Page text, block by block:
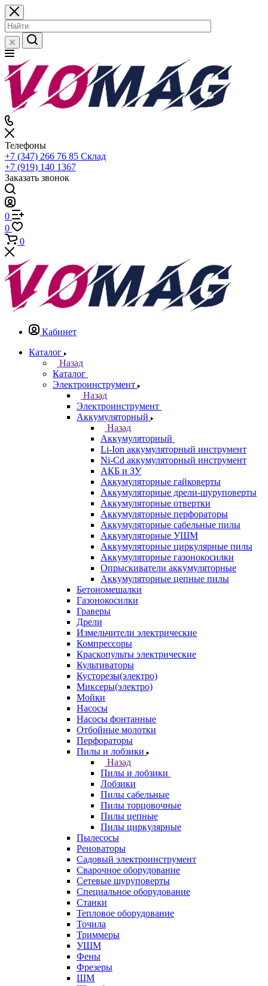
Телефоны
+7 (347) 266 76 85 Склад
+7 (919) 140 1367
Заказать звонок
0
0
0
Кабинет
Каталог
Назад
Каталог
Электроинструмент
Назад
Электроинструмент
Аккумуляторный
Назад
Аккумуляторный
Li-Ion аккумуляторный инструмент
Ni-Cd аккумуляторный инструмент
АКБ и ЗУ
Аккумуляторные гайковерты
Аккумуляторные дрели-шуруповерты
Аккумуляторные отвертки
Аккумуляторные перфораторы
Аккумуляторные сабельные пилы
Аккумуляторные УШМ
Аккумуляторные циркулярные пилы
Аккумуляторные газонокосилки
Опрыскиватели аккумуляторные
Аккумуляторные цепные пилы
Бетономешалки
Газонокосилки
Граверы
Дрели
Измельчители электрические
Компрессоры
Краскопульты электрические
Культиваторы
Кусторезы(электро)
Миксеры(электро)
Мойки
Насосы
Насосы фонтанные
Отбойные молотки
Перфораторы
Пилы и лобзики
Назад
Пилы и лобзики
Лобзики
Пилы сабельные
Пилы торцовочные
Пилы цепные
Пилы циркулярные
Пылесосы
Реноваторы
Садовый электроинструмент
Сварочное оборудование
Сетевые шуруповерты
Специальное оборудование
Станки
Тепловое оборудование
Точила
Триммеры
УШМ
Фены
Фрезеры
ШМ